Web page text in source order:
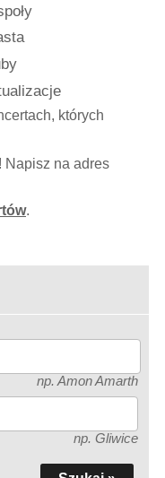
których
Napisz na adres
.
np. Amon Amarth
np. Gliwice